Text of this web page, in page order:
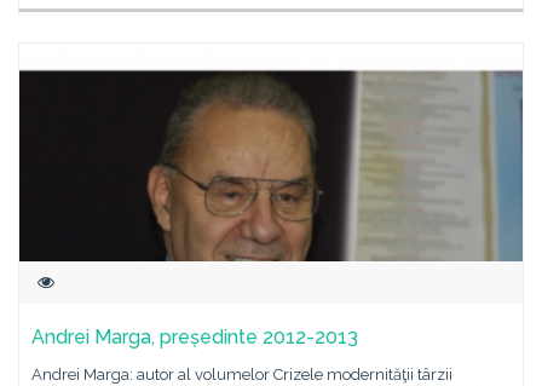
Andrei Marga, președinte 2012-2013
Andrei Marga: autor al volumelor Crizele modernităţii târzii